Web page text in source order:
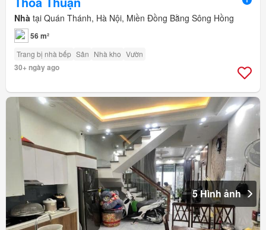
Nhà tại Quán Thánh, Hà Nội, Miền Đồng Bằng Sông Hồng
56 m²
Trang bị nhà bếp Sân Nhà kho Vườn
30+ ngày ago
5 Hình ảnh